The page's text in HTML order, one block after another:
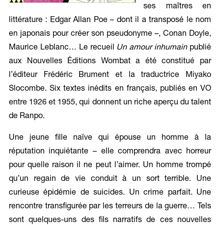
ses maîtres en
littérature : Edgar Allan Poe – dont il a transposé le nom
en japonais pour créer son pseudonyme –, Conan Doyle,
Maurice Leblanc… Le recueil Un amour inhumainpublié
aux Nouvelles Éditions Wombat a été constitué par
l’éditeur Frédéric Brument et la traductrice Miyako
Slocombe. Six textes inédits en français, publiés en VO
entre 1926 et 1955, qui donnent un riche aperçu du talent
de Ranpo.
Une jeune fille naïve qui épouse un homme à la
réputation inquiétante – elle comprendra avec horreur
pour quelle raison il ne peut l’aimer. Un homme trompé
qu’un regain de vie conduit à un sort terrible. Une
curieuse épidémie de suicides. Un crime parfait. Une
rencontre transfigurée par les terreurs de la guerre… Tels
sont quelques-uns des fils narratifs de ces nouvelles